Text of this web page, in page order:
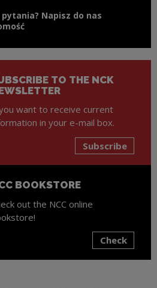
pytania? Napisz do nas
TO THE NCK
want to receive current
in your e-mail box.
Subscribe
BOOKSTORE
out the NCC online
Check